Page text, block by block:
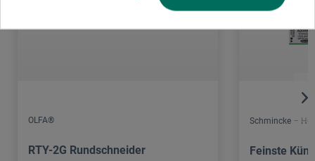
OLFA®
RTY-2G Rundschneider
Schmincke –
Feinste